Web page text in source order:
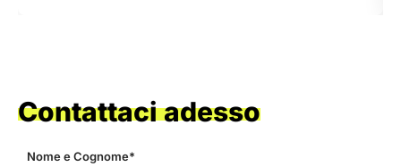
Contattaci adesso
Nome e Cognome*